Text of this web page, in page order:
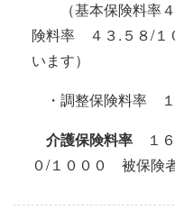
（基本保険料率
険料率 ４３.５８/１
います）
・調整保険料率 １
介護保険料率 １
０/１０００ 被保険